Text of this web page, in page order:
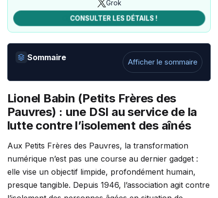
Gemini
Perplexity
Grok
Ouvrir
avec
Grok
CONSULTER LES DÉTAILS !
Sommaire Afficher le sommaire
Lionel Babin (Petits Frères des
Pauvres) : une DSI au service de la
lutte contre l’isolement des aînés
Aux Petits Frères des Pauvres, la transformation
numérique n’est pas une course au dernier gadget :
elle vise un objectif limpide, profondément humain,
presque tangible. Depuis 1946, l’association agit contre